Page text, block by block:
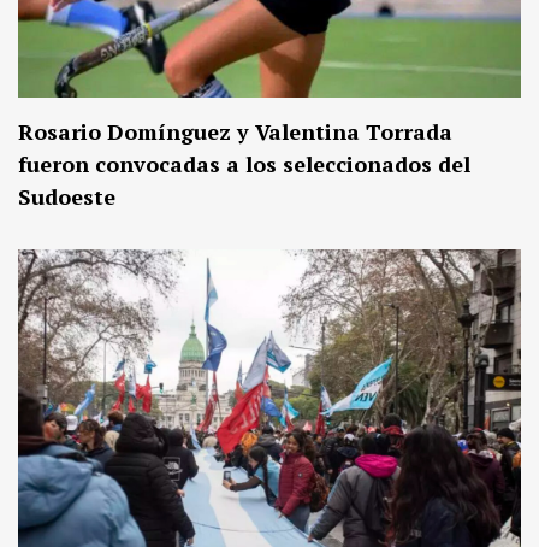
Rosario Domínguez y Valentina Torrada
fueron convocadas a los seleccionados del
Sudoeste